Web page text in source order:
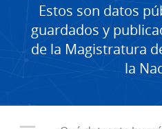
Estos son datos
guardados y
de la Magistratura
la